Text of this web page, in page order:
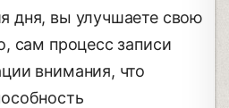
дня, вы улучшаете свою
сам процесс записи
внимания, что